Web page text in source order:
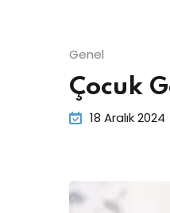
Genel
Çocuk
18 Aralık 2024